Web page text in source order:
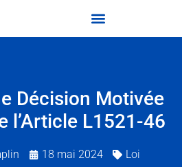
Décision Motivée
l’Article L1521-46
18 mai 2024 Loi